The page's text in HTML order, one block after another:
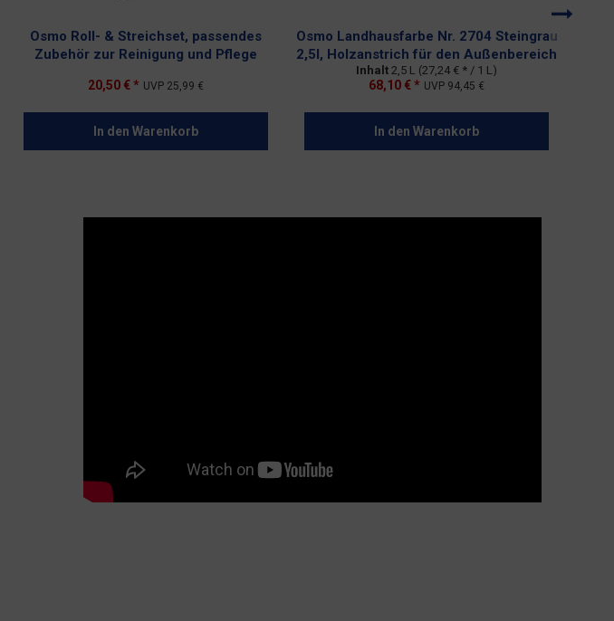
Osmo Roll- & Streichset, passendes
Zubehör zur Reinigung und Pflege
20,50 € * UVP 25,99 €
In den Warenkorb
Osmo Landhausfarbe Nr. 2704 Steingrau
2,5l, Holzanstrich für den Außenbereich
Inhalt 2,5 L (27,24 € * / 1 L)
68,10 € * UVP 94,45 €
In den Warenkorb